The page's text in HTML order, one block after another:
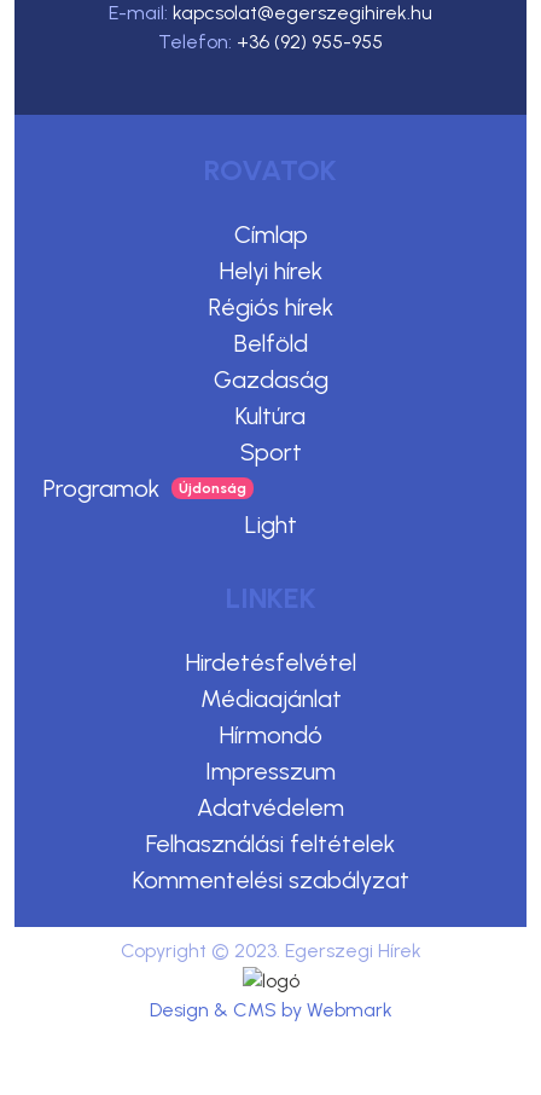
E-mail: kapcsolat@egerszegihirek.hu
Telefon: +36 (92) 955-955
ROVATOK
Címlap
Helyi hírek
Régiós hírek
Belföld
Gazdaság
Kultúra
Sport
Programok
Light
LINKEK
Hirdetésfelvétel
Médiaajánlat
Hírmondó
Impresszum
Adatvédelem
Felhasználási feltételek
Kommentelési szabályzat
Copyright © 2023. Egerszegi Hírek
Design & CMS by Webmark